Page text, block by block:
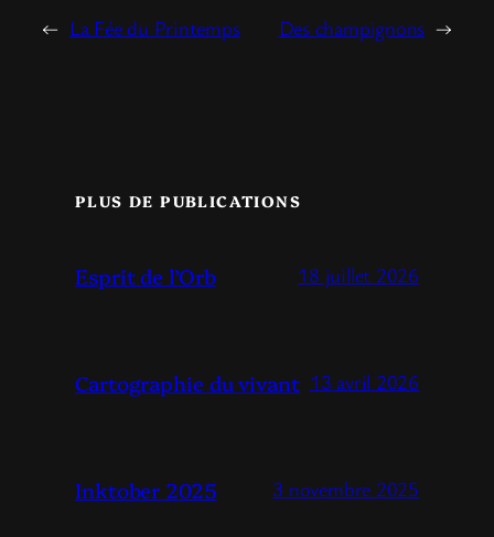
← La Fée du Printemps Des champignons →
PLUS DE PUBLICATIONS
Esprit de l’Orb 18 juillet 2026
Cartographie du vivant 13 avril 2026
Inktober 2025 3 novembre 2025